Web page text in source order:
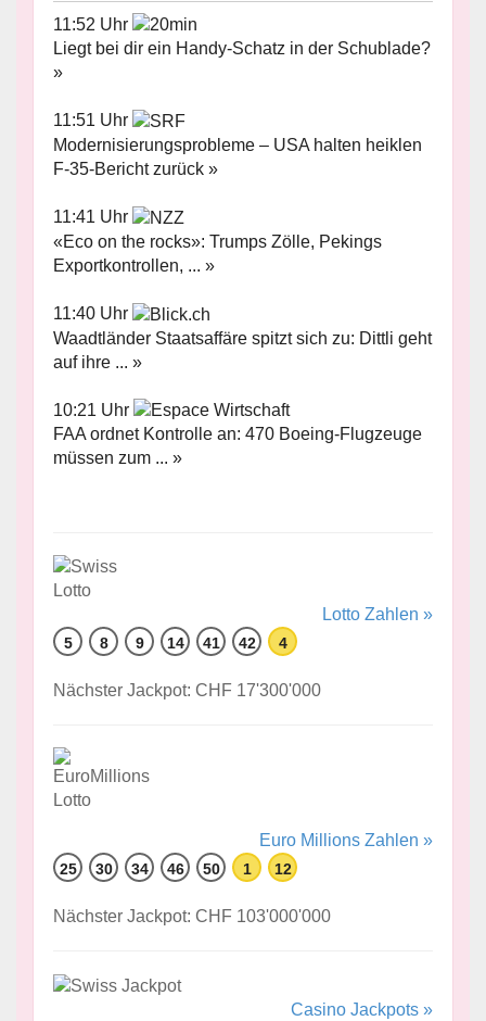
11:52 Uhr
Liegt bei dir ein Handy-Schatz in der Schublade?
»
11:51 Uhr
Modernisierungsprobleme – USA halten heiklen
F-35-Bericht zurück »
11:41 Uhr
«Eco on the rocks»: Trumps Zölle, Pekings
Exportkontrollen, ... »
11:40 Uhr
Waadtländer Staatsaffäre spitzt sich zu: Dittli geht
auf ihre ... »
10:21 Uhr
FAA ordnet Kontrolle an: 470 Boeing-Flugzeuge
müssen zum ... »
Lotto Zahlen »
5 8 9 14 41 42 4
Nächster Jackpot: CHF 17'300'000
Euro Millions Zahlen »
25 30 34 46 50 1 12
Nächster Jackpot: CHF 103'000'000
Casino Jackpots »